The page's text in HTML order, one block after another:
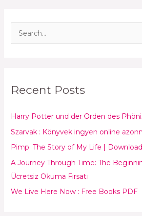
c
f
o
r
Recent Posts
Harry Potter und der Orden des
Szarvak : Könyvek ingyen online
Pimp: The Story of My Life |
A Journey Through Time: The
Ücretsiz Okuma Fırsatı
We Live Here Now : Free Books PDF